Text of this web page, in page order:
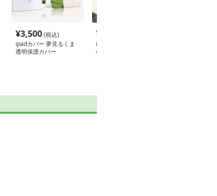
¥3,500(税込)
ipadカバー 夢見るくま
透明保護カバー
¥
ipadカバー 猫柄市松模
様の防水タブレットケー